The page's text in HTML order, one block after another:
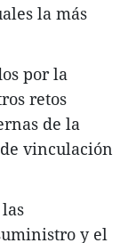
la más
por la
retos
de la
vinculación
y el